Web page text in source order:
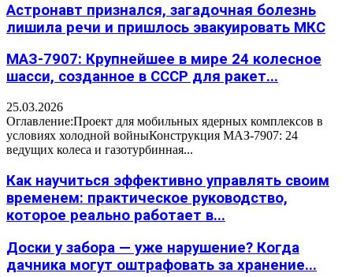
Астронавт признался, загадочная болезнь
лишила речи и пришлось эвакуировать МКС
МАЗ-7907: Крупнейшее в мире 24 колесное
шасси, созданное в СССР для ракет...
25.03.2026
Оглавление:Проект для мобильных ядерных комплексов в
условиях холодной войныКонструкция МАЗ-7907: 24
ведущих колеса и газотурбинная...
Как научиться эффективно управлять своим
временем: практическое руководство,
которое реально работает в...
Доски у забора — уже нарушение? Когда
дачника могут оштрафовать за хранение...